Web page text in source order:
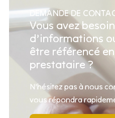
DEMANDE DE
Vous avez besoin
d’informations
être référencé
prestataire ?
N’hésitez pas à nous
vous répondra